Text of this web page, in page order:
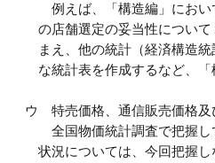
例えば、「構造編」におい
の店舗選定の妥当性につい
まえ、他の統計（経済構造
な統計表を作成するなど、
ウ
特売価格、通信販売価格及
全国物価統計調査で把握し
状況については、今回把握